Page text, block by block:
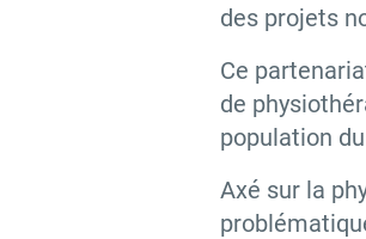
des projets
Ce
de
population
Axé sur la